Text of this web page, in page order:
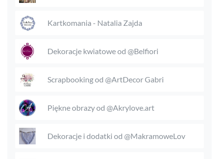
Kartkomania - Natalia Zajda
Dekoracje kwiatowe od @Belfiori
Scrapbooking od @ArtDecor Gabri
Piękne obrazy od @Akrylove.art
Dekoracje i dodatki od @MakramoweLov